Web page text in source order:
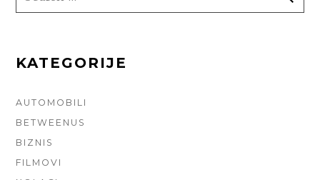
FOR:
KATEGORIJE
AUTOMOBILI
BETWEENUS
BIZNIS
FILMOVI